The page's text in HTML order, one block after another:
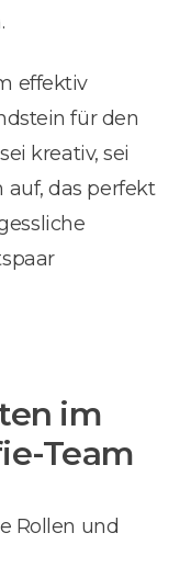
effektiv
für den
kreativ, sei
auf, das perfekt
im
Team
Rollen und